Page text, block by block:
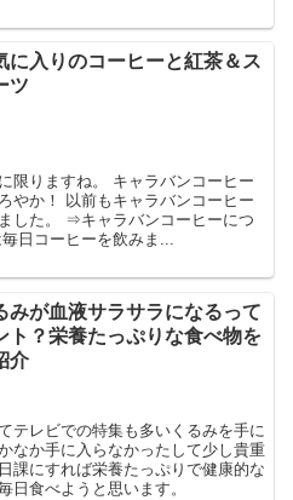
に入りのコーヒーと紅茶＆ス
ツ
限りますね。 キャラバンコーヒー
やか！ 以前もキャラバンコーヒー
した。 ⇒キャラバンコーヒーにつ
日コーヒーを飲みま...
みが血液サラサラになるって
ト？栄養たっぷりな食べ物を
介
テレビでの特集も多いくるみを手に
なか手に入らなかったして少し貴重
課にすれば栄養たっぷりで健康的な
日食べようと思います。